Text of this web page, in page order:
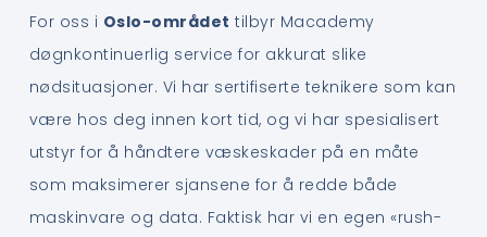
For oss i Oslo-området tilbyr Macademy
døgnkontinuerlig service for akkurat slike
nødsituasjoner. Vi har sertifiserte teknikere som kan
være hos deg innen kort tid, og vi har spesialisert
utstyr for å håndtere væskeskader på en måte
som maksimerer sjansene for å redde både
maskinvare og data. Faktisk har vi en egen «rush-